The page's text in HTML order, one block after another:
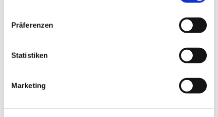
Präferenzen
Statistiken
Marketing
Dies könnte Sie auch